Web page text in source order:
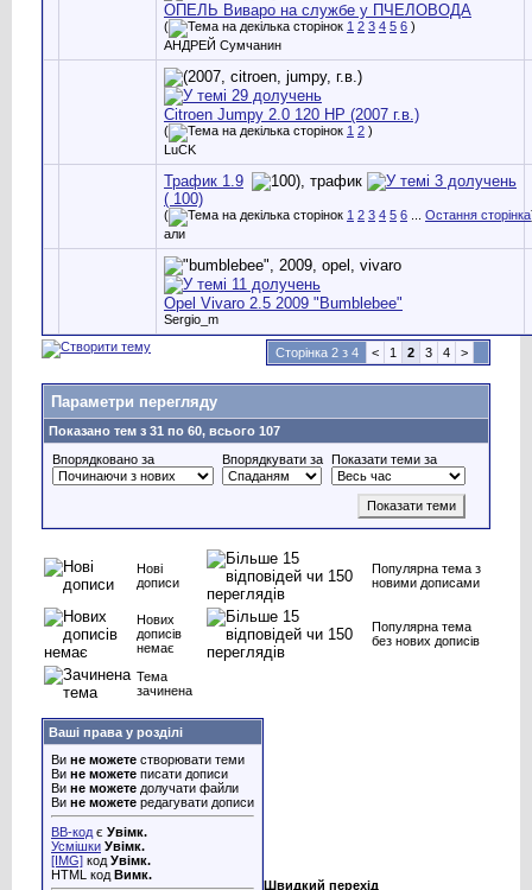
ОПЕЛЬ Виваро на службе у ПЧЕЛОВОДА
( 1 2 3 4 5 6 )
АНДРЕЙ Сумчанин
Citroen Jumpy 2.0 120 HP (2007 г.в.)
( 1 2 )
LuCK
Трафик 1.9
( 100)
( 1 2 3 4 5 6 Остання сторінка
али
Opel Vivaro 2.5 2009 "Bumblebee"
Sergio_m
Сторінка 2 з 4 < 1 2 3 4 >
Параметри перегляду
Показано тем з 31 по 60, всього 107
Впорядковано за
Впорядкувати за Показати теми за
Нові
дописи
Популярна тема з
новими дописами
Нових
дописів
немає
Популярна тема
без нових дописів
Тема
зачинена
Ваші права у розділі
Ви не можете створювати теми
Ви не можете писати дописи
Ви не можете долучати файли
Ви не можете редагувати дописи
BB-код є Увімк.
Усмішки Увімк.
[IMG] код Увімк.
HTML код Вимк.
Швидкий перехід